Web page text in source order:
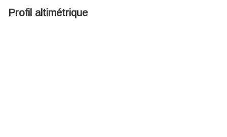
Profil altimétrique